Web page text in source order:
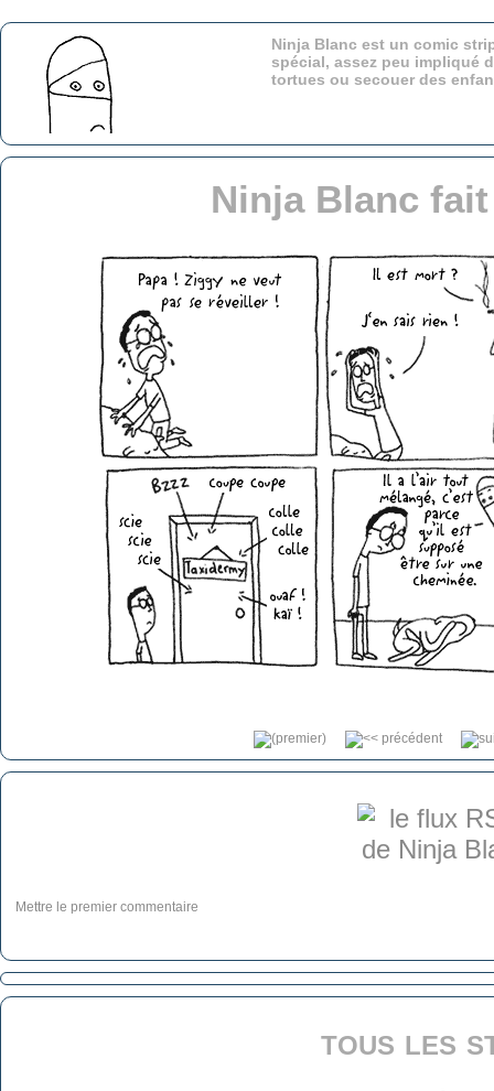
Ninja Blanc est un comic
spécial, assez peu impliqué
tortues ou secouer des
Ninja Blanc
Mettre le premier commentaire
tous les